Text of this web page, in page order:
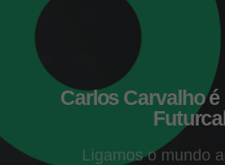
Carlos Carvalho
Ligamos o mundo